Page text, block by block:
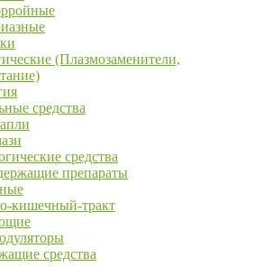
(Плазмозаменители,
средства
средства
препараты
кишечный-тракт
средства